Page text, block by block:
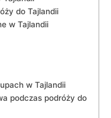
do Tajlandii
w Tajlandii
w Tajlandii
podczas podróży do⁤